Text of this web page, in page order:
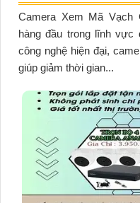
Camera Xem Mã Vạch
hàng đầu trong lĩnh
công nghệ hiện đại,
giúp giảm thời gian...